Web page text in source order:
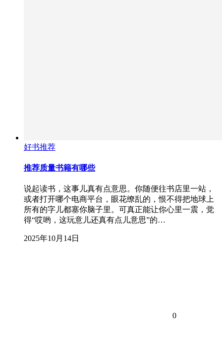
好书推荐
推荐质量书籍有哪些
说起读书，这事儿真有点意思。你随便往书店里一站，
或者打开哪个电商平台，眼花缭乱的，恨不得把地球上
所有的字儿都塞你脑子里。可真正能让你心里一震，觉
得“哎哟，这玩意儿还真有点儿意思”的…
2025年10月14日
0